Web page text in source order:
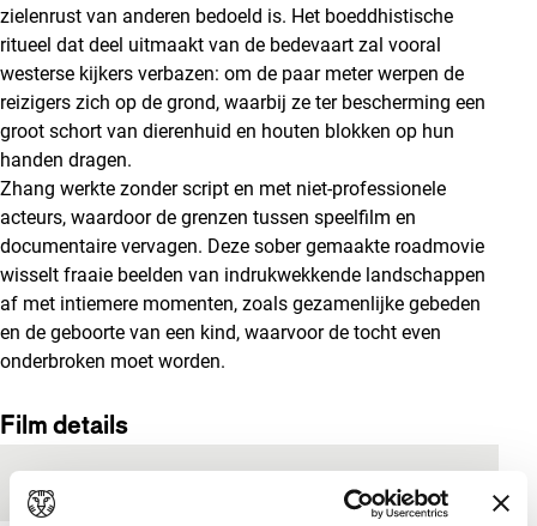
zielenrust van anderen bedoeld is. Het boeddhistische
ritueel dat deel uitmaakt van de bedevaart zal vooral
westerse kijkers verbazen: om de paar meter werpen de
reizigers zich op de grond, waarbij ze ter bescherming een
groot schort van dierenhuid en houten blokken op hun
handen dragen.
Zhang werkte zonder script en met niet-professionele
acteurs, waardoor de grenzen tussen speelfilm en
documentaire vervagen. Deze sober gemaakte roadmovie
wisselt fraaie beelden van indrukwekkende landschappen
af met intiemere momenten, zoals gezamenlijke gebeden
en de geboorte van een kind, waarvoor de tocht even
onderbroken moet worden.
Film details